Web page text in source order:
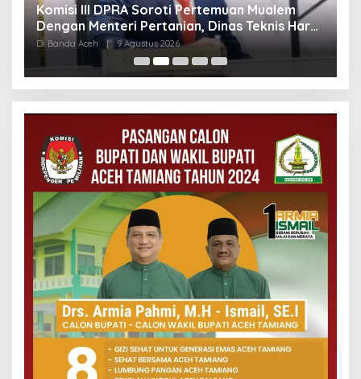
Komisi III DPRA Soroti Pertemuan Mualem
Dengan Menteri Pertanian, Dinas Teknis Harus
Dilibatkan
Di Banda Aceh | 9 Agustus 2026